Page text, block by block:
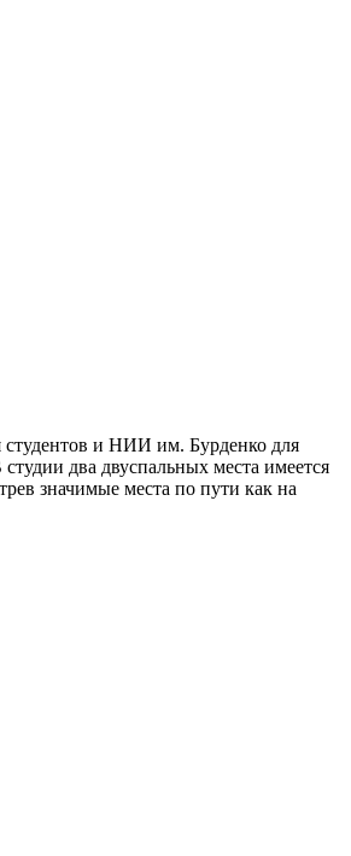
студентов и НИИ им. Бурденко для
два двуспальных места имеется
значимые места по пути как на